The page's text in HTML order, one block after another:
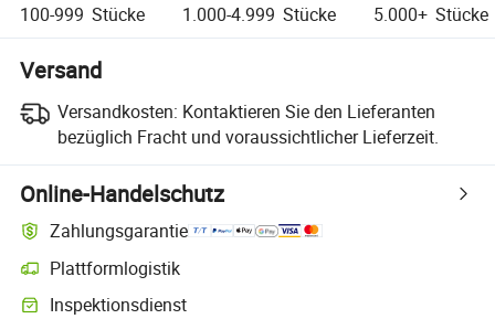
100-999 Stücke 1.000-4.999 Stücke 5.000+ Stücke
Versand
Versandkosten: Kontaktieren Sie den Lieferanten
bezüglich Fracht und voraussichtlicher Lieferzeit.
Online-Handelschutz
Zahlungsgarantie
Plattformlogistik
Inspektionsdienst